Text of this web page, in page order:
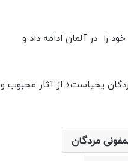
را در آلمان ادامه داد و
یحیاست» از آثار محبوب و
مردگان